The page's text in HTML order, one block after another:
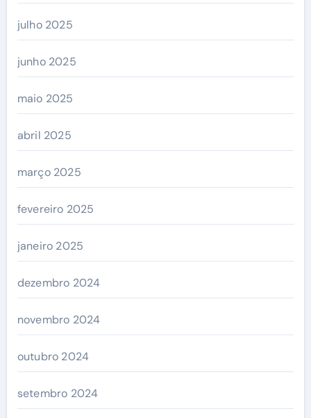
julho 2025
junho 2025
maio 2025
abril 2025
março 2025
fevereiro 2025
janeiro 2025
dezembro 2024
novembro 2024
outubro 2024
setembro 2024